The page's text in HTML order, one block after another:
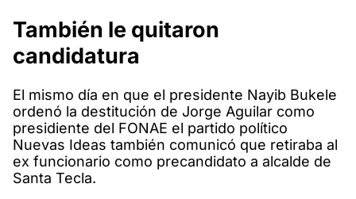
También le quitaron
candidatura
El mismo día en que el presidente Nayib Bukele
ordenó la destitución de Jorge Aguilar como
presidiente del FONAE el partido político
Nuevas Ideas también comunicó que retiraba al
ex funcionario como precandidato a alcalde de
Santa Tecla.